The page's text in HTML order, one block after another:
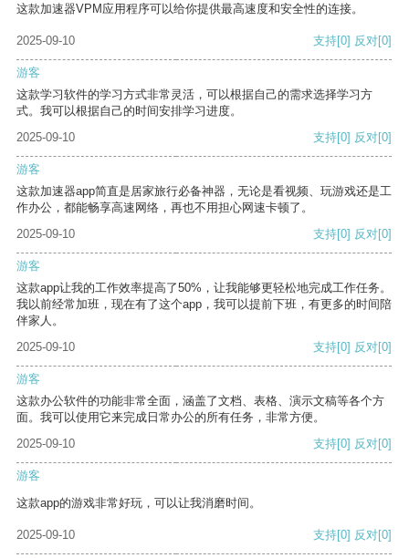
这款加速器VPM应用程序可以给你提供最高速度和安全性的连接。
2025-09-10 支持[0] 反对[0]
游客
这款学习软件的学习方式非常灵活，可以根据自己的需求选择学习方
式。我可以根据自己的时间安排学习进度。
2025-09-10
支持[0] 反对[0]
游客
这款加速器app简直是居家旅行必备神器，无论是看视频、玩游戏还是工
作办公，都能畅享高速网络，再也不用担心网速卡顿了。
2025-09-10
支持[0] 反对[0]
游客
这款app让我的工作效率提高了50%，让我能够更轻松地完成工作任务。
我以前经常加班，现在有了这个app，我可以提前下班，有更多的时间陪
伴家人。
2025-09-10
支持[0] 反对[0]
游客
这款办公软件的功能非常全面，涵盖了文档、表格、演示文稿等各个方
面。我可以使用它来完成日常办公的所有任务，非常方便。
2025-09-10
支持[0] 反对[0]
游客
这款app的游戏非常好玩，可以让我消磨时间。
2025-09-10 支持[0] 反对[0]